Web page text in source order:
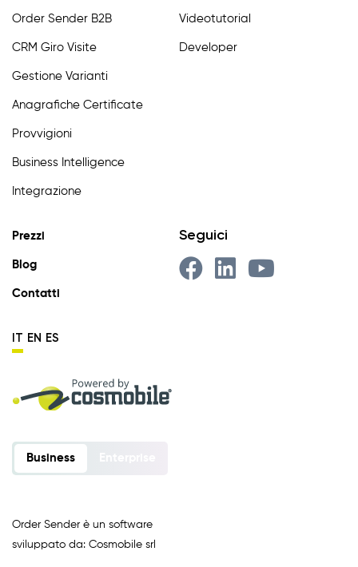
Business
Order Sender è un software
sviluppato da: Cosmobile srl
Order Sender B2B
CRM Giro Visite
Gestione Varianti
Anagrafiche Certificate
Provvigioni
Business Intelligence
Integrazione
Videotutorial
Developer
Prezzi
Blog
Contatti
IT EN ES
Seguici